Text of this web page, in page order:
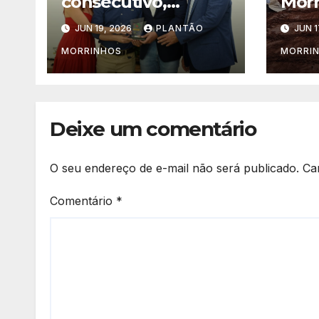
prefeito Maycllyn
Carreiro recebe
Prêmio Prefeito
Amigo da
JUN 19, 2026 PLANTÃO
MORRINHOS
JUN
Deixe um comentário
O seu endereço de e-mail não será publicado.
Comentário *